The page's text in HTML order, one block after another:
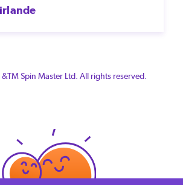
Spin Master Ltd. All rights reserved.